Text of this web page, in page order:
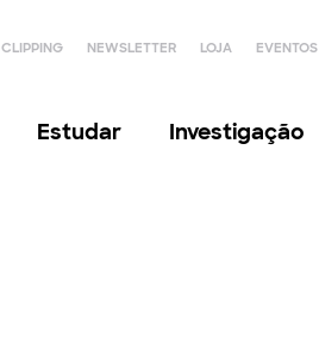
CLIPPING NEWSLETTER LOJA EVENTOS
Estudar Investigação